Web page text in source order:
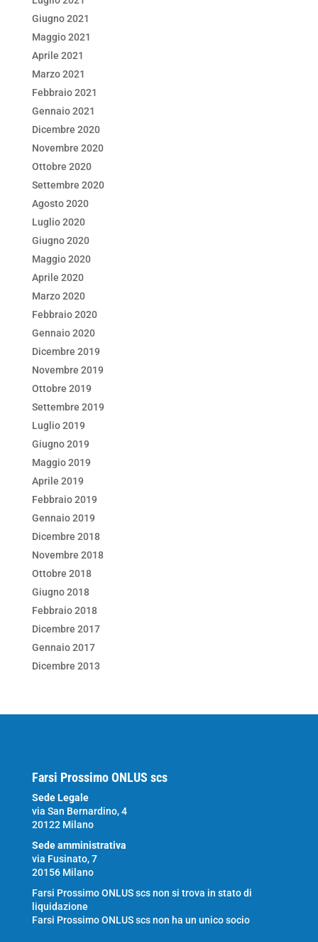
Giugno 2021
Maggio 2021
Aprile 2021
Marzo 2021
Febbraio 2021
Gennaio 2021
Dicembre 2020
Novembre 2020
Ottobre 2020
Settembre 2020
Agosto 2020
Luglio 2020
Giugno 2020
Maggio 2020
Aprile 2020
Marzo 2020
Febbraio 2020
Gennaio 2020
Dicembre 2019
Novembre 2019
Ottobre 2019
Settembre 2019
Luglio 2019
Giugno 2019
Maggio 2019
Aprile 2019
Febbraio 2019
Gennaio 2019
Dicembre 2018
Novembre 2018
Ottobre 2018
Giugno 2018
Febbraio 2018
Dicembre 2017
Gennaio 2017
Dicembre 2013
Farsi Prossimo ONLUS scs
Sede Legale
via San Bernardino, 4
20122 Milano
Sede amministrativa
via Fusinato, 7
20156 Milano
Farsi Prossimo ONLUS scs non si trova in stato di
liquidazione
Farsi Prossimo ONLUS scs non ha un unico socio